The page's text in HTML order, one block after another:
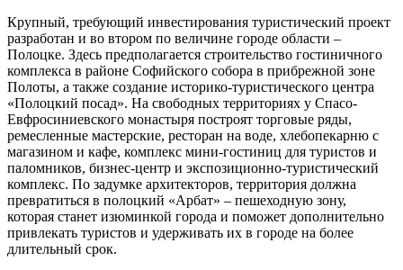
Крупный, требующий инвестирования туристический проект
разработан и во втором по величине городе области –
Полоцке. Здесь предполагается строительство гостиничного
комплекса в районе Софийского собора в прибрежной зоне
Полоты, а также создание историко-туристического центра
«Полоцкий посад». На свободных территориях у Спасо-
Евфросиниевского монастыря построят торговые ряды,
ремесленные мастерские, ресторан на воде, хлебопекарню с
магазином и кафе, комплекс мини-гостиниц для туристов и
паломников, бизнес-центр и экспозиционно-туристический
комплекс. По задумке архитекторов, территория должна
превратиться в полоцкий «Арбат» – пешеходную зону,
которая станет изюминкой города и поможет дополнительно
привлекать туристов и удерживать их в городе на более
длительный срок.